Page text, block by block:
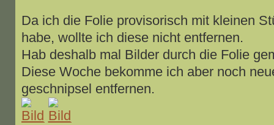
Da ich die Folie provisorisch mit kleinen
habe, wollte ich diese nicht entfernen.
Hab deshalb mal Bilder durch die Folie
Diese Woche bekomme ich aber noch
geschnipsel entfernen.